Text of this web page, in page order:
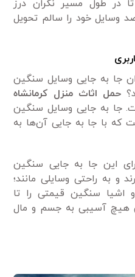
در طول مسیر نگران درز
وسایل خود را سالم تحویل
جا به جایی وسایل سنگین
حمل اثاث منزل کرمانشاه
جا به جایی وسایل سنگین
با جا به جایی آن‌ها به
این جا به جایی سنگین
و به راحتی وسایلی مانند؛
اشیا سنگین قیمتی را تا
هیچ آسیبی به جسم و مال